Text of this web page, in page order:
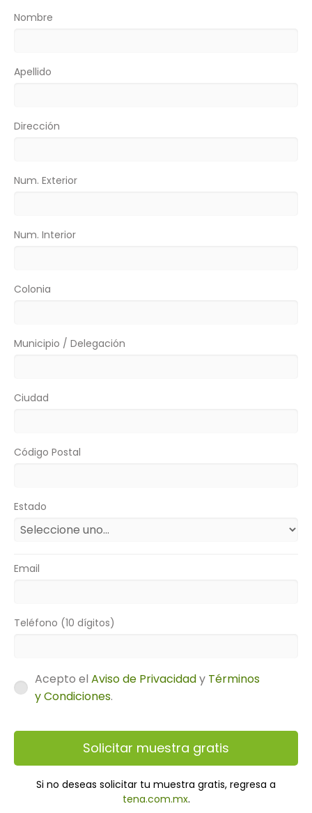
Nombre
Apellido
Dirección
Num. Exterior
Num. Interior
Colonia
Municipio / Delegación
Ciudad
Código Postal
Estado
Email
Teléfono (10 dígitos)
Acepto el Aviso de Privacidady Términos
y Condiciones.
Solicitar muestra gratis
Si no deseas solicitar tu muestra gratis, regresa a
tena.com.mx.